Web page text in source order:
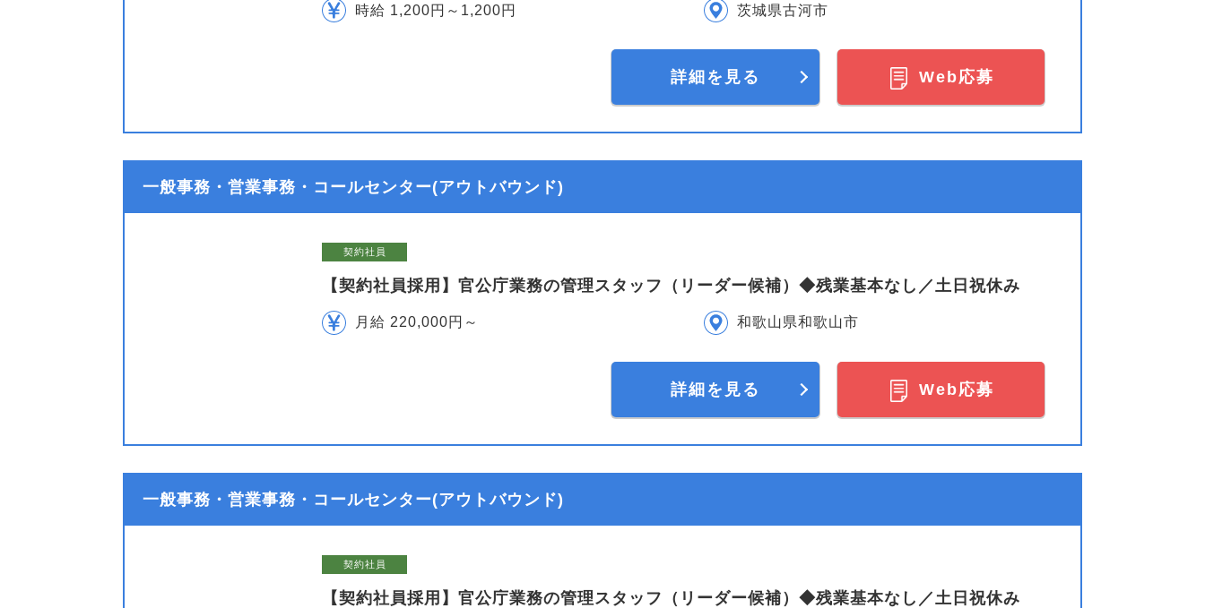
時給 1,200円～1,200円 茨城県古河市
詳細を見る Web応募
一般事務・営業事務・コールセンター(アウトバウンド)
契約社員
【契約社員採用】官公庁業務の管理スタッフ（リーダー候補）◆残業基本なし／土日祝休み
月給 220,000円～ 和歌山県和歌山市
詳細を見る Web応募
一般事務・営業事務・コールセンター(アウトバウンド)
契約社員
【契約社員採用】官公庁業務の管理スタッフ（リーダー候補）◆残業基本なし／土日祝休み